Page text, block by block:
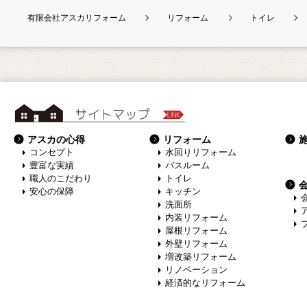
有限会社アスカリフォーム リフォーム トイレ
アスカの心得
コンセプト
豊富な実績
職人のこだわり
安心の保障
リフォーム
水回りリフォーム
バスルーム
トイレ
キッチン
洗面所
内装リフォーム
屋根リフォーム
外壁リフォーム
増改築リフォーム
リノベーション
経済的なリフォーム